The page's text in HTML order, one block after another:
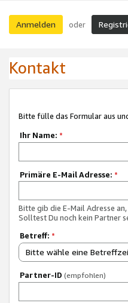
Anmelden oder
Kontakt
Bitte fülle das Formular aus
Ihr Name: *
Primäre E-Mail Adresse: *
Bitte gib die E-Mail Adresse
Solltest Du noch kein Partner
Betreff: *
Bitte wähle eine
Partner-ID (empfohlen)